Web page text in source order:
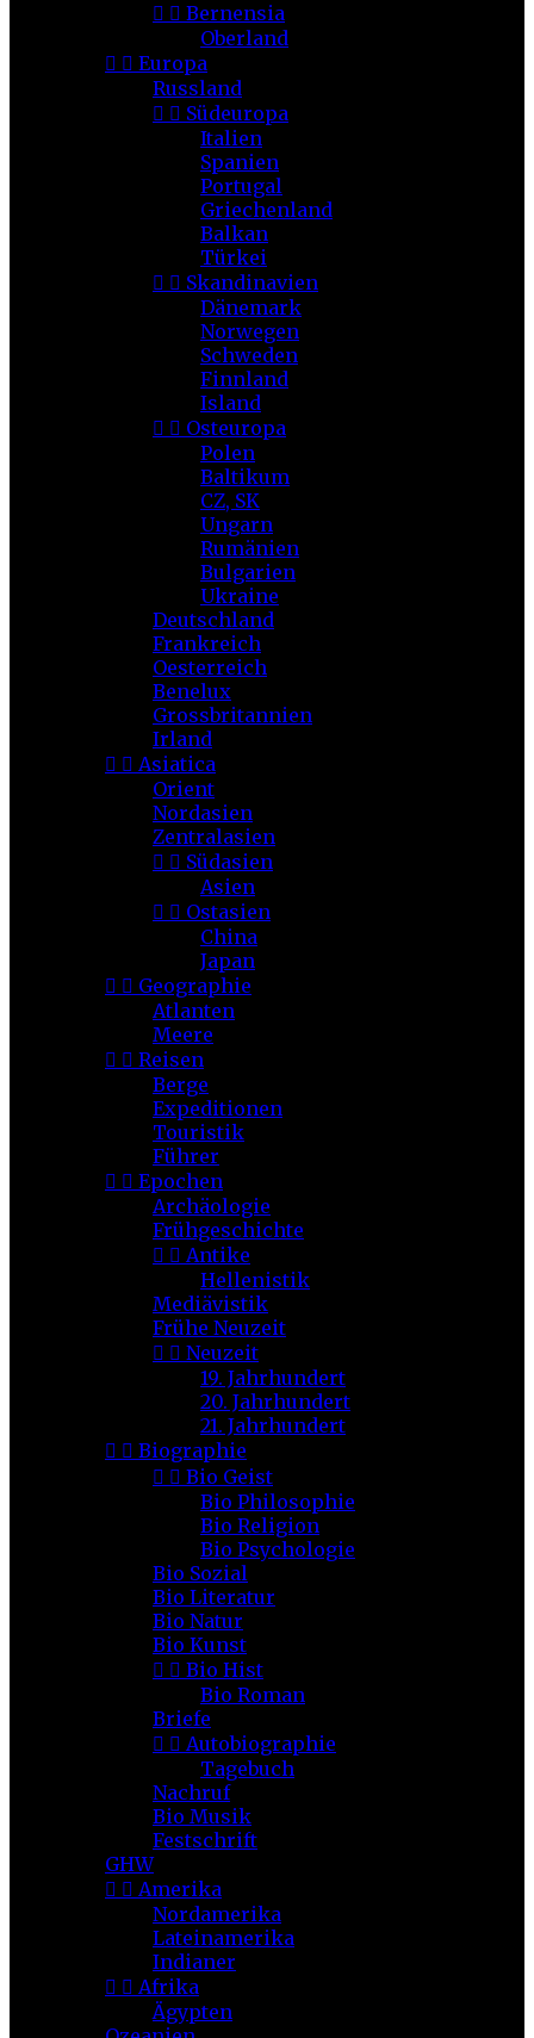
  Bernensia
Oberland
  Europa
Russland
  Südeuropa
Italien
Spanien
Portugal
Griechenland
Balkan
Türkei
  Skandinavien
Dänemark
Norwegen
Schweden
Finnland
Island
  Osteuropa
Polen
Baltikum
CZ, SK
Ungarn
Rumänien
Bulgarien
Ukraine
Deutschland
Frankreich
Oesterreich
Benelux
Grossbritannien
Irland
  Asiatica
Orient
Nordasien
Zentralasien
  Südasien
Asien
  Ostasien
China
Japan
  Geographie
Atlanten
Meere
  Reisen
Berge
Expeditionen
Touristik
Führer
  Epochen
Archäologie
Frühgeschichte
  Antike
Hellenistik
Mediävistik
Frühe Neuzeit
  Neuzeit
19. Jahrhundert
20. Jahrhundert
21. Jahrhundert
  Biographie
  Bio Geist
Bio Philosophie
Bio Religion
Bio Psychologie
Bio Sozial
Bio Literatur
Bio Natur
Bio Kunst
  Bio Hist
Bio Roman
Briefe
  Autobiographie
Tagebuch
Nachruf
Bio Musik
Festschrift
GHW
  Amerika
Nordamerika
Lateinamerika
Indianer
  Afrika
Ägypten